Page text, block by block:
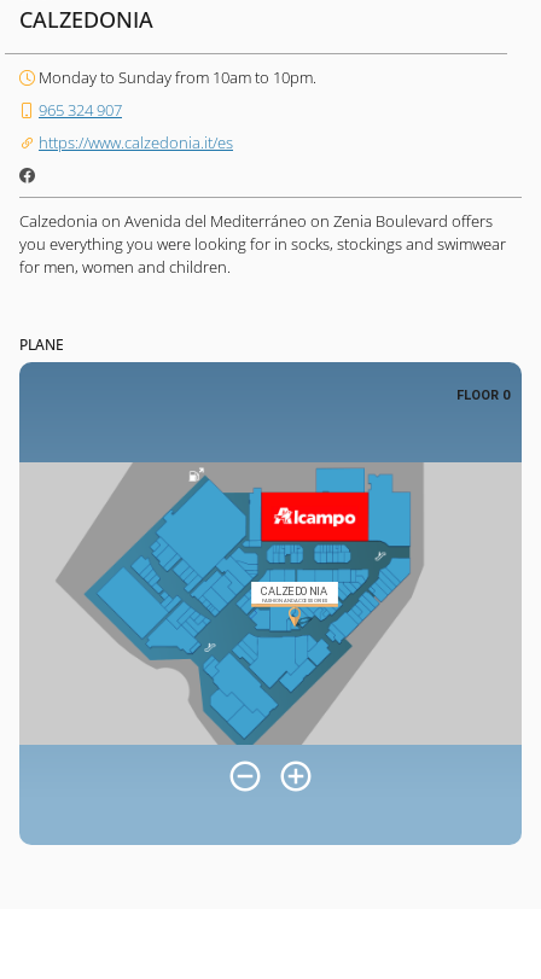
CALZEDONIA
Monday to Sunday from 10am to 10pm.
965 324 907
https://www.calzedonia.it/es
Calzedonia on Avenida del Mediterráneo on Zenia Boulevard offers
you everything you were looking for in socks, stockings and swimwear
for men, women and children.
PLANE